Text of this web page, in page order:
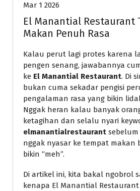
Mar 1 2026
El Manantial Restaurant
Makan Penuh Rasa
Kalau perut lagi protes karena
pengen senang, jawabannya
ke El Manantial Restaurant. Di
bukan cuma sekadar pengisi
pengalaman rasa yang bikin
Nggak heran kalau banyak
ketagihan dan selalu nyari
elmanantialrestaurant
nggak nyasar ke tempat makan
bikin “meh”.
Di artikel ini, kita bakal ngobrol
kenapa El Manantial